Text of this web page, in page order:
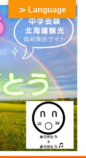
≫ Language